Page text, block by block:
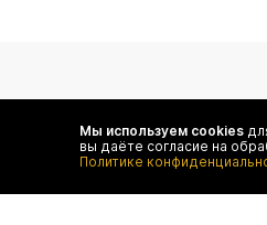
Чтобы в числе первых
Мы используем cookies
вы даёте согласие на
Политике